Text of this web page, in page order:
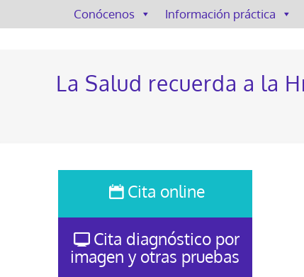
Conócenos Información práctica
La Salud recuerda a la
Cita online
Cita diagnóstico por
imagen y otras pruebas